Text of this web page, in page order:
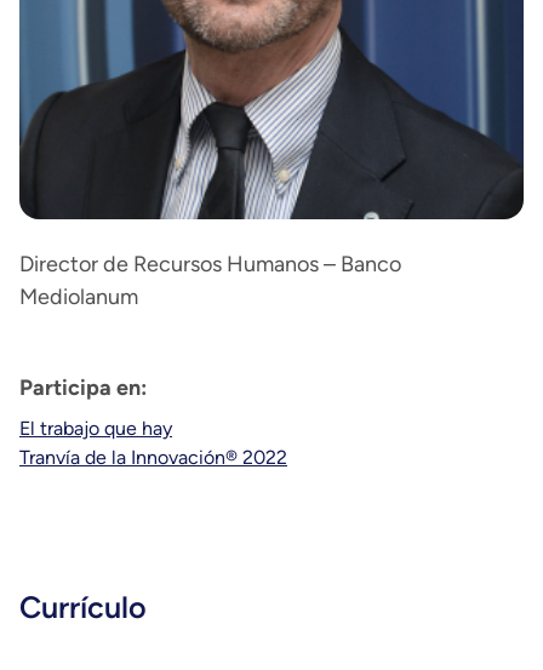
Director de Recursos Humanos – Banco
Mediolanum
Participa en:
El trabajo que hay
Tranvía de la Innovación® 2022
Currículo